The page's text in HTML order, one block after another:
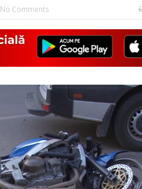
No Comments